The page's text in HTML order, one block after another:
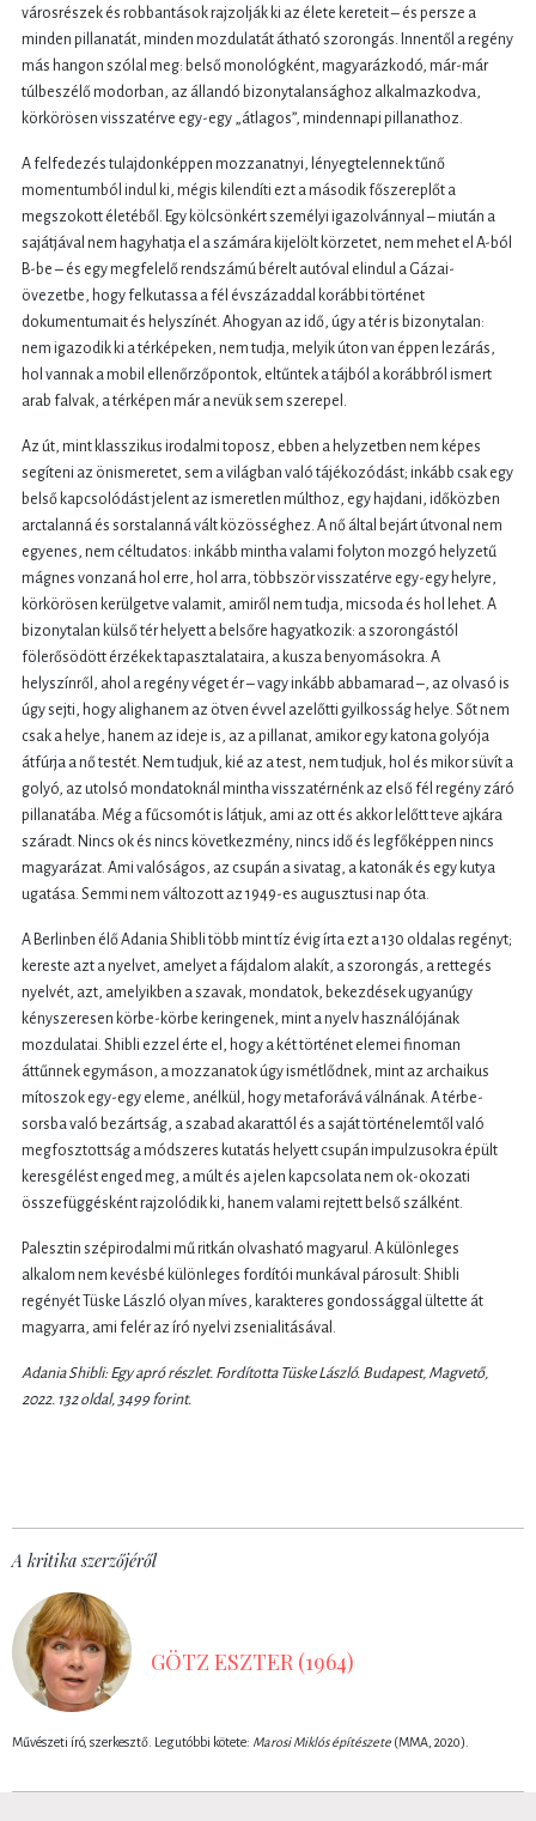
városrészek és robbantások rajzolják ki az élete kereteit – és persze a
minden pillanatát, minden mozdulatát átható szorongás. Innentől a regény
más hangon szólal meg: belső monológként, magyarázkodó, már-már
túlbeszélő modorban, az állandó bizonytalansághoz alkalmazkodva,
körkörösen visszatérve egy-egy „átlagos”, mindennapi pillanathoz.
A felfedezés tulajdonképpen mozzanatnyi, lényegtelennek tűnő
momentumból indul ki, mégis kilendíti ezt a második főszereplőt a
megszokott életéből. Egy kölcsönkért személyi igazolvánnyal – miután a
sajátjával nem hagyhatja el a számára kijelölt körzetet, nem mehet el A-ból
B-be – és egy megfelelő rendszámú bérelt autóval elindul a Gázai-
övezetbe, hogy felkutassa a fél évszázaddal korábbi történet
dokumentumait és helyszínét. Ahogyan az idő, úgy a tér is bizonytalan:
nem igazodik ki a térképeken, nem tudja, melyik úton van éppen lezárás,
hol vannak a mobil ellenőrzőpontok, eltűntek a tájból a korábbról ismert
arab falvak, a térképen már a nevük sem szerepel.
Az út, mint klasszikus irodalmi toposz, ebben a helyzetben nem képes
segíteni az önismeretet, sem a világban való tájékozódást; inkább csak egy
belső kapcsolódást jelent az ismeretlen múlthoz, egy hajdani, időközben
arctalanná és sorstalanná vált közösséghez. A nő által bejárt útvonal nem
egyenes, nem céltudatos: inkább mintha valami folyton mozgó helyzetű
mágnes vonzaná hol erre, hol arra, többször visszatérve egy-egy helyre,
körkörösen kerülgetve valamit, amiről nem tudja, micsoda és hol lehet. A
bizonytalan külső tér helyett a belsőre hagyatkozik: a szorongástól
fölerősödött érzékek tapasztalataira, a kusza benyomásokra. A
helyszínről, ahol a regény véget ér – vagy inkább abbamarad –, az olvasó is
úgy sejti, hogy alighanem az ötven évvel azelőtti gyilkosság helye. Sőt nem
csak a helye, hanem az ideje is, az a pillanat, amikor egy katona golyója
átfúrja a nő testét. Nem tudjuk, kié az a test, nem tudjuk, hol és mikor süvít a
golyó, az utolsó mondatoknál mintha visszatérnénk az első fél regény záró
pillanatába. Még a fűcsomót is látjuk, ami az ott és akkor lelőtt teve ajkára
száradt. Nincs ok és nincs következmény, nincs idő és legfőképpen nincs
magyarázat. Ami valóságos, az csupán a sivatag, a katonák és egy kutya
ugatása. Semmi nem változott az 1949-es augusztusi nap óta.
A Berlinben élő Adania Shibli több mint tíz évig írta ezt a 130 oldalas regényt;
kereste azt a nyelvet, amelyet a fájdalom alakít, a szorongás, a rettegés
nyelvét, azt, amelyikben a szavak, mondatok, bekezdések ugyanúgy
kényszeresen körbe-körbe keringenek, mint a nyelv használójának
mozdulatai. Shibli ezzel érte el, hogy a két történet elemei finoman
áttűnnek egymáson, a mozzanatok úgy ismétlődnek, mint az archaikus
mítoszok egy-egy eleme, anélkül, hogy metaforává válnának. A térbe-
sorsba való bezártság, a szabad akarattól és a saját történelemtől való
megfosztottság a módszeres kutatás helyett csupán impulzusokra épült
keresgélést enged meg, a múlt és a jelen kapcsolata nem ok-okozati
összefüggésként rajzolódik ki, hanem valami rejtett belső szálként.
Palesztin szépirodalmi mű ritkán olvasható magyarul. A különleges
alkalom nem kevésbé különleges fordítói munkával párosult: Shibli
regényét Tüske László olyan míves, karakteres gondossággal ültette át
magyarra, ami felér az író nyelvi zsenialitásával.
Adania Shibli: Egy apró részlet. Fordította Tüske László. Budapest, Magvető,
2022. 132 oldal, 3499 forint.
A kritika szerzőjéről
GÖTZ ESZTER (1964)
Művészeti író, szerkesztő. Legutóbbi kötete: Marosi Miklós építészete (MMA, 2020).